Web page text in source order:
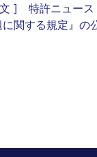
] 特許ニュース
関する規定』の